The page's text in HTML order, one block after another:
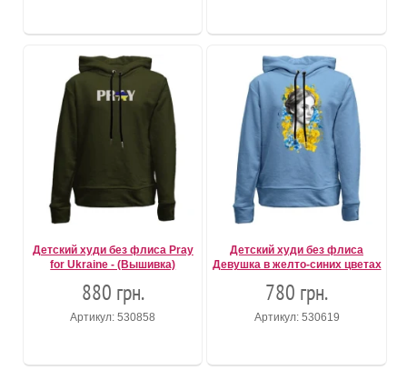
Детский худи без флиса Pray
for Ukraine - (Вышивка)
880 грн.
Артикул: 530858
Детский худи без флиса
Девушка в желто-синих цветах
780 грн.
Артикул: 530619